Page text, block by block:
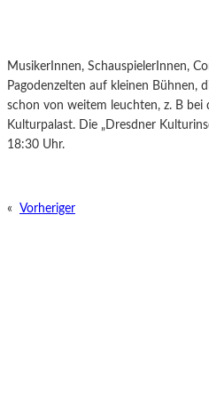
MusikerInnen, SchauspielerInnen,
Pagodenzelten auf kleinen Bühnen,
schon von weitem leuchten, z. B bei
Kulturpalast. Die „Dresdner
18:30 Uhr.
« Vorheriger